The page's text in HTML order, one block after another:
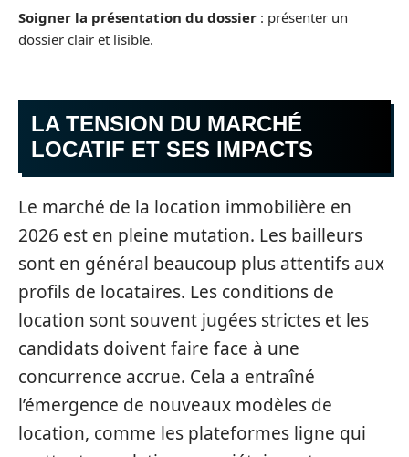
Soigner la présentation du dossier : présenter un
dossier clair et lisible.
LA TENSION DU MARCHÉ
LOCATIF ET SES IMPACTS
Le marché de la location immobilière en
2026 est en pleine mutation. Les bailleurs
sont en général beaucoup plus attentifs aux
profils de locataires. Les conditions de
location sont souvent jugées strictes et les
candidats doivent faire face à une
concurrence accrue. Cela a entraîné
l’émergence de nouveaux modèles de
location, comme les plateformes ligne qui